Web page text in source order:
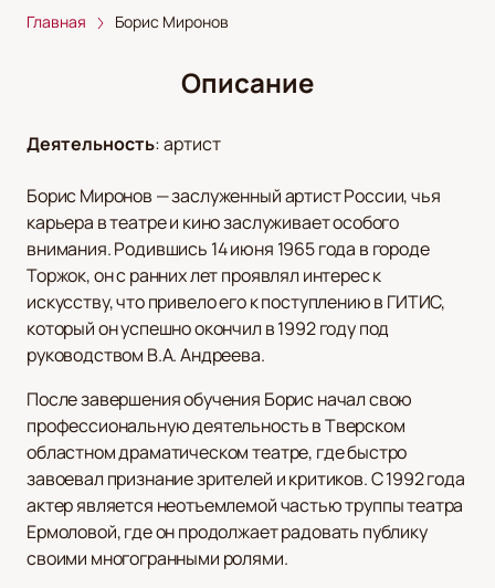
Главная Борис Миронов
Описание
Деятельность:артист
Борис Миронов — заслуженный артист России, чья
карьера в театре и кино заслуживает особого
внимания. Родившись 14 июня 1965 года в городе
Торжок, он с ранних лет проявлял интерес к
искусству, что привело его к поступлению в ГИТИС,
который он успешно окончил в 1992 году под
руководством В.А. Андреева.
После завершения обучения Борис начал свою
профессиональную деятельность в Тверском
областном драматическом театре, где быстро
завоевал признание зрителей и критиков. С 1992 года
актер является неотъемлемой частью труппы театра
Ермоловой, где он продолжает радовать публику
своими многогранными ролями.